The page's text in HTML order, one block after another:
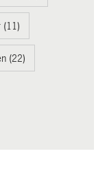
(11)
(22)